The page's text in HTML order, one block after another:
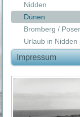
Nidden
Dünen
Bromberg /
Urlaub in Nidden
Impressum